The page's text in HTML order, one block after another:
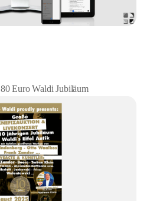
Euro Waldi Jubiläum